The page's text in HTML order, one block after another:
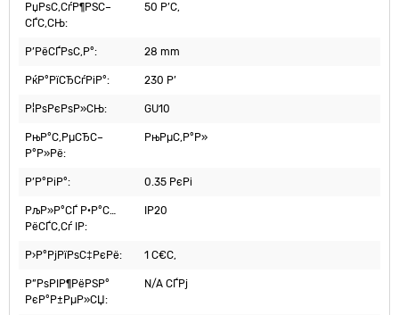
РџРѕС‚СѓР¶РЅС–
СЃС‚СЊ:
50 Р’С‚
Р’РёСЃРѕС‚Р°: 28 mm
РќР°РїСЂСѓРіР°: 230 Р’
Р¦РѕРєРѕР»СЊ: GU10
РњР°С‚РµСЂС–
Р°Р»Рё:
РњРµС‚Р°Р»
Р’Р°РіР°: 0.35 РєРі
РљР»Р°СЃ Р·Р°С…
РёСЃС‚Сѓ IP:
IP20
Р›Р°РјРїРѕС‡РєРё: 1 С€С‚
Р”РѕРІР¶РёРЅР°
РєР°Р±РµР»СЏ:
N/A СЃРј